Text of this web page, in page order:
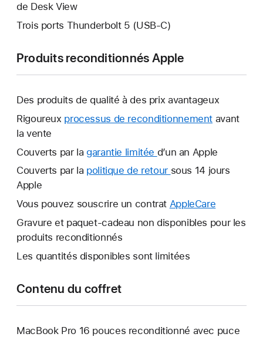
de Desk View
Trois ports Thunderbolt 5 (USB‑C)
Produits reconditionnés Apple
Des produits de qualité à des prix avantageux
Rigoureux processus de reconditionnement avant
la vente
Couverts par la garantie limitée Une
nouvelle
d’un an Apple
Couverts par la politique de retour Une
fenêtre
sous 14 jours
Apple
Vous pouvez souscrire un contrat AppleCare
nouvelle
Gravure et paquet-cadeau non disponibles pour les
produits reconditionnés
Les quantités disponibles sont limitées
Contenu du coffret
MacBook Pro 16 pouces reconditionné avec puce